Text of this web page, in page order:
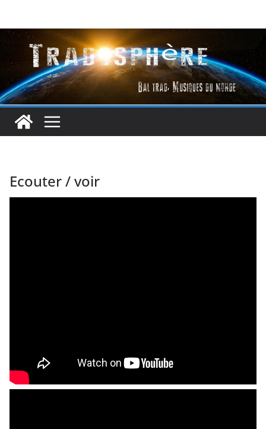
contenu
Ecouter / voir